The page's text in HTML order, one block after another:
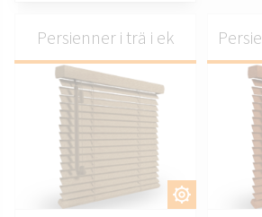
ANPASSA.
Persienner i trä i ek